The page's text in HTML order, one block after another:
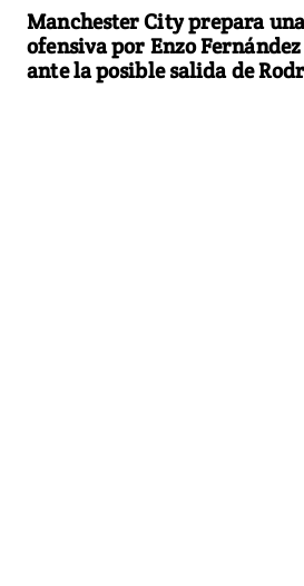
Manchester City prepara una
ofensiva por Enzo Fernández
ante la posible salida de